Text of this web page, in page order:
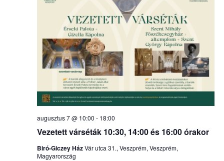
Vezetett várséták 10:30, 14:00 és 16:00 órakor
augusztus 7 @ 10:00 - 18:00
Biró-Giczey HázVár utca 31., Veszprém, Veszprém,
Magyarország